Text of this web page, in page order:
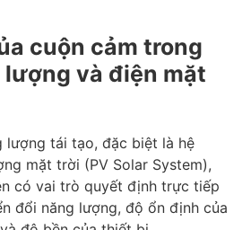
cuộn cảm trong
và điện mặt
lượng tái tạo, đặc biệt là hệ
mặt trời (PV Solar System),
có vai trò quyết định trực tiếp
đổi năng lượng, độ ổn định của